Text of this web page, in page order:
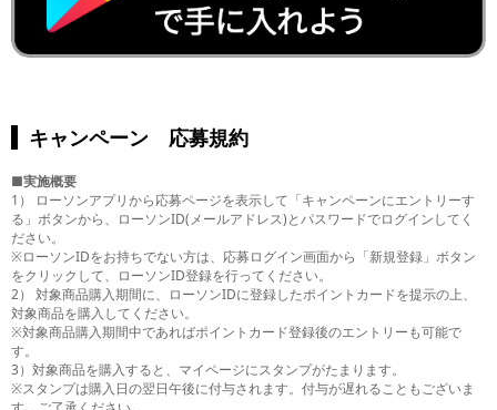
キャンペーン 応募規約
■実施概要
1） ローソンアプリから応募ページを表示して「キャンペーンにエントリーす
る」ボタンから、ローソンID(メールアドレス)とパスワードでログインしてく
ださい。
※ローソンIDをお持ちでない方は、応募ログイン画面から「新規登録」ボタン
をクリックして、ローソンID登録を行ってください。
2） 対象商品購入期間に、ローソンIDに登録したポイントカードを提示の上、
対象商品を購入してください。
※対象商品購入期間中であればポイントカード登録後のエントリーも可能で
す。
3）対象商品を購入すると、マイページにスタンプがたまります。
※スタンプは購入日の翌日午後に付与されます。付与が遅れることもございま